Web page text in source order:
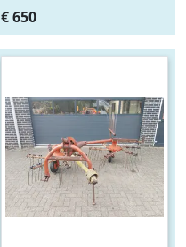
passend aan Opal 90 en
110 ploeg
€ 650